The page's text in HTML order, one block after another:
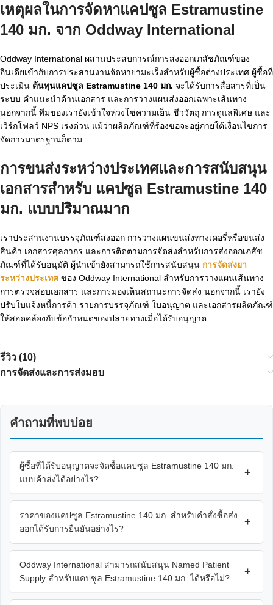
เหตุผลในการจัดหาแคปซูล Estramustine
140 มก. จาก Oddway International
Oddway International ผสานประสบการณ์การส่งออกเภสัชภัณฑ์ของ
อินเดียเข้ากับการประสานงานจัดหายามะเร็งสำหรับผู้ซื้อต่างประเทศ ผู้ซื้อที่
ประเมิน ต้นทุนแคปซูล Estramustine 140 มก. จะได้รับการสื่อสารที่เป็น
ระบบ คำแนะนำด้านเอกสาร และการวางแผนส่งออกเฉพาะเส้นทาง
นอกจากนี้ ทีมของเรายังเข้าใจห่วงโซ่ความเย็น ชีววัตถุ การดูแลพิเศษ และ
เวิร์กโฟลว์ NPS เร่งด่วน แม้ว่าผลิตภัณฑ์ที่ร้องขอจะอยู่ภายใต้เงื่อนไขการ
จัดการมาตรฐานก็ตาม
การขนส่งระหว่างประเทศและการสนับสนุน
เอกสารสำหรับ แคปซูล Estramustine 140
มก. แบบปริมาณมาก
เราประสานงานบรรจุภัณฑ์ส่งออก การวางแผนขนส่งทางเคอรี่หรือขนส่ง
สินค้า เอกสารศุลกากร และการติดตามการจัดส่งสำหรับการส่งออกเภสัช
ภัณฑ์ที่ได้รับอนุมัติ ผู้นำเข้ายังสามารถใช้การสนับสนุน การจัดส่งยา
ระหว่างประเทศของ Oddway International สำหรับการวางแผนเส้นทาง
การตรวจสอบเอกสาร และการมองเห็นสถานะการจัดส่ง นอกจากนี้ เรายัง
ปรับใบแจ้งหนี้การค้า รายการบรรจุภัณฑ์ ใบอนุญาต และเอกสารผลิตภัณฑ์
ให้สอดคล้องกับข้อกำหนดของปลายทางเมื่อได้รับอนุญาต
รีวิว (10)
การจัดส่งและการส่งมอบ
คำถามที่พบบ่อย
ผู้ซื้อที่ได้รับอนุญาตจะจัดซื้อแคปซูล Estramustine 140 มก.
แบบค้าส่งได้อย่างไร?
+
ราคาของแคปซูล Estramustine 140 มก. สำหรับคำสั่งซื้อส่ง
ออกได้รับการยืนยันอย่างไร?
+
Oddway International สามารถสนับสนุน Named Patient
Supply สำหรับแคปซูล Estramustine 140 มก. ได้หรือไม่?
+